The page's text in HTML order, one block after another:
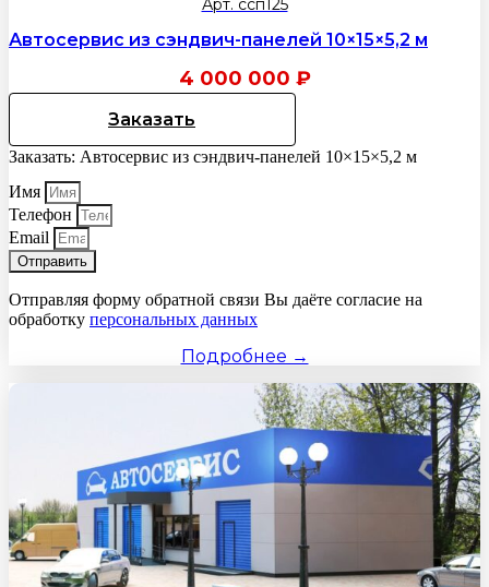
Арт. ссп125
Автосервис из сэндвич-панелей 10×15×5,2 м
4 000 000 ₽
Заказать
Заказать: Автосервис из сэндвич-панелей 10×15×5,2 м
Имя
Телефон
Email
Отправить
Отправляя форму обратной связи Вы даёте согласие на
обработку персональных данных
Подробнее →